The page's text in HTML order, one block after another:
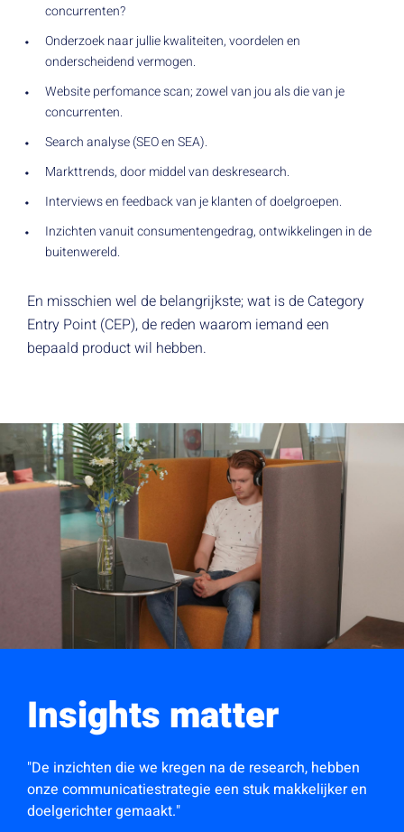
concurrenten?
Onderzoek naar jullie kwaliteiten, voordelen en
onderscheidend vermogen.
Website perfomance scan; zowel van jou als die van je
concurrenten.
Search analyse (SEO en SEA).
Markttrends, door middel van deskresearch.
Interviews en feedback van je klanten of doelgroepen.
Inzichten vanuit consumentengedrag, ontwikkelingen in de
buitenwereld.
En misschien wel de belangrijkste; wat is de Category
Entry Point (CEP), de reden waarom iemand een
bepaald product wil hebben.
Insights matter
"De inzichten die we kregen na de research, hebben
onze communicatiestrategie een stuk makkelijker en
doelgerichter gemaakt."